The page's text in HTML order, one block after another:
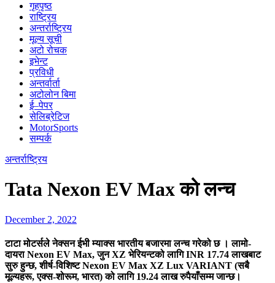
गृहपृष्ठ
राष्ट्रिय
अन्तर्राष्ट्रिय
मूल्य सूची
अटो रोचक
इभेन्ट
प्रविधी
अन्तर्वार्ता
अटोलोन बिमा
ई–पेपर
सेलिब्रेटिज
MotorSports
सम्पर्क
अन्तर्राष्ट्रिय
Tata Nexon EV Max को लन्च
December 2, 2022
टाटा मोटर्सले नेक्सन ईभी म्याक्स भारतीय बजारमा लन्च गरेको छ । लामो-
दायरा Nexon EV Max, जुन XZ भेरियन्टको लागि INR 17.74 लाखबाट
सुरु हुन्छ, शीर्ष-विशिष्ट Nexon EV Max XZ Lux VARIANT (सबै
मूल्यहरू, एक्स-शोरूम, भारत) को लागि 19.24 लाख रुपैयाँसम्म जान्छ।